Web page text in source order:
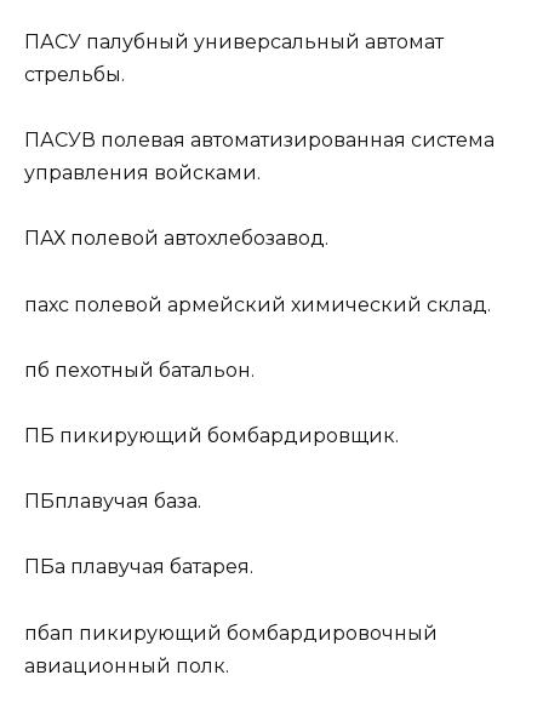
ПАСУ палубный универсальный автомат
стрельбы.
ПАСУВ полевая автоматизированная система
управления войсками.
ПАХ полевой автохлебозавод.
пахс полевой армейский химический склад.
пб пехотный батальон.
ПБ пикирующий бомбардировщик.
ПБплавучая база.
ПБа плавучая батарея.
пбап пикирующий бомбардировочный
авиационный полк.